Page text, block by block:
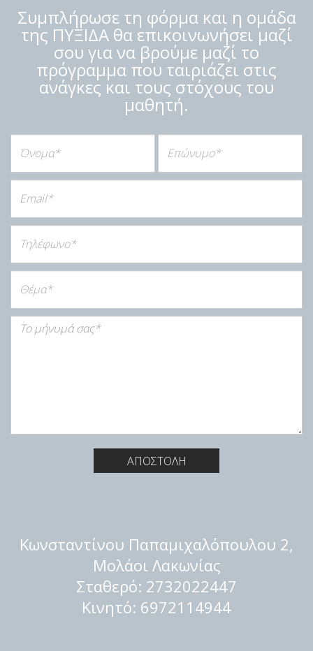
Συμπλήρωσε τη φόρμα και η ομάδα
της ΠΥΞΙΔΑ θα επικοινωνήσει μαζί
σου για να βρούμε μαζί το
πρόγραμμα που ταιριάζει στις
ανάγκες και τους στόχους του
μαθητή.
ΑΠΟΣΤΟΛΗ
Κωνσταντίνου Παπαμιχαλόπουλου 2,
Μολάοι Λακωνίας
Σταθερό: 2732022447
Κινητό: 6972114944